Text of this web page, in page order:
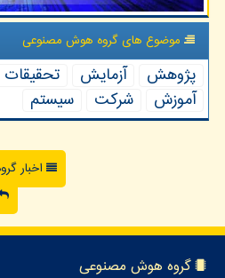
موضوع های گروه هوش مصنوعی
پژوهش آزمایش تحقیقات
آموزش
شركت سیستم
اخبار
گروه هوش مصنوعی